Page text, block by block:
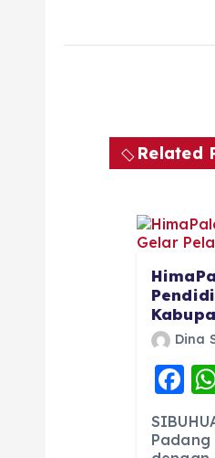
Related
Dina
F
a
c
Padang